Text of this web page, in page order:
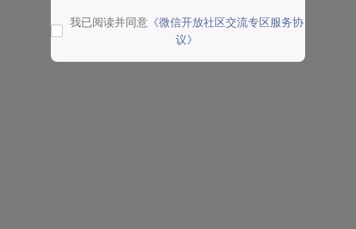
我已阅读并同意 《微信开放社区交流专区服务协
议》